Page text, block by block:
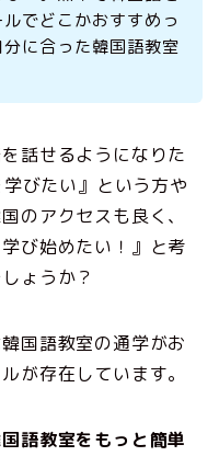
でどこかおすすめっ
に合った韓国語教室
話せるようになりた
びたい』という方や
のアクセスも良く、
び始めたい！』と考
ょうか？
国語教室の通学がお
が存在しています。
語教室をもっと簡単